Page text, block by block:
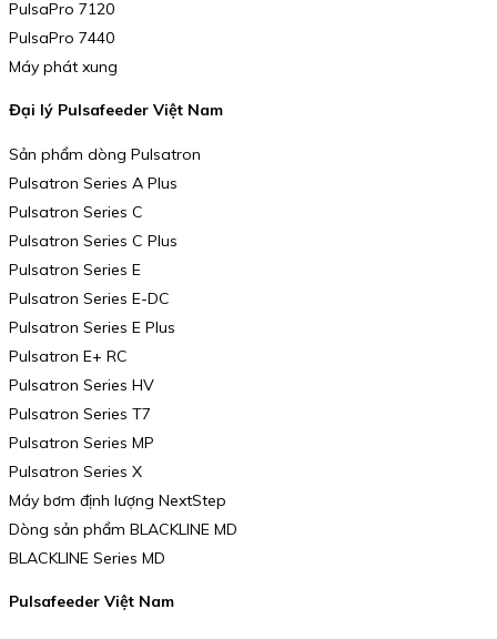
PulsaPro 7120
PulsaPro 7440
Máy phát xung
Đại lý Pulsafeeder Việt Nam
Sản phẩm dòng Pulsatron
Pulsatron Series A Plus
Pulsatron Series C
Pulsatron Series C Plus
Pulsatron Series E
Pulsatron Series E-DC
Pulsatron Series E Plus
Pulsatron E+ RC
Pulsatron Series HV
Pulsatron Series T7
Pulsatron Series MP
Pulsatron Series X
Máy bơm định lượng NextStep
Dòng sản phẩm BLACKLINE MD
BLACKLINE Series MD
Pulsafeeder Việt Nam